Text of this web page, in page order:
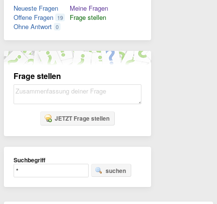
Neueste Fragen
Offene Fragen 19
Ohne Antwort 0
Meine Fragen
Frage stellen
Frage stellen
JETZT Frage stellen
Suchbegriff
suchen